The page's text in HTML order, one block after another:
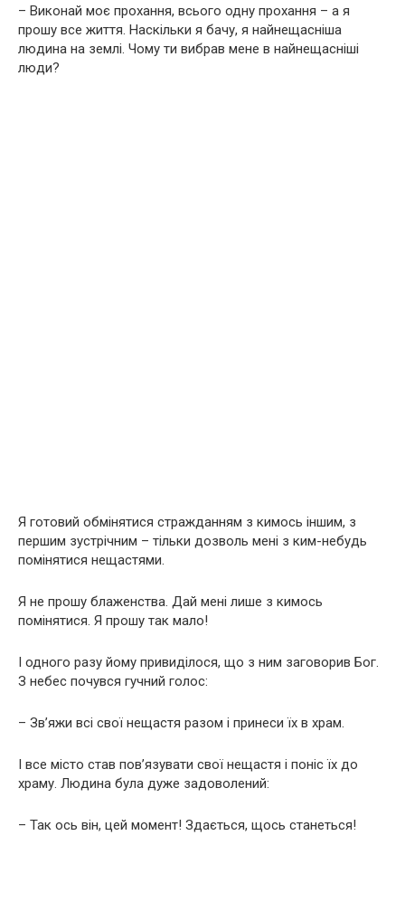
– Виконай моє прохання, всього одну прохання – а я
прошу все життя. Наскільки я бачу, я найнещасніша
людина на землі. Чому ти вибрав мене в найнещасніші
люди?
Я готовий обмінятися стражданням з кимось іншим, з
першим зустрічним – тільки дозволь мені з ким-небудь
помінятися нещастями.
Я не прошу блаженства. Дай мені лише з кимось
помінятися. Я прошу так мало!
І одного разу йому привиділося, що з ним заговорив Бог.
З небес почувся гучний голос:
– Зв’яжи всі свої нещастя разом і принеси їх в храм.
І все місто став пов’язувати свої нещастя і поніс їх до
храму. Людина була дуже задоволений:
– Так ось він, цей момент! Здається, щось станеться!